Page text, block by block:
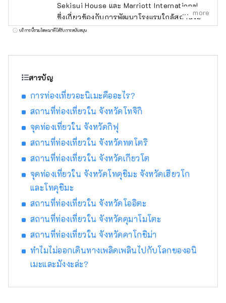
Sekisui House และ Marriott International
ซึ่งเกี่ยวข้องกับการพัฒนาโรงแรมใกล้สถานีริม
ถนนทั่วประเทศ ตั้งแต่ฮอกไกโดไปจนถึงคิวชู เรา
ความคุ้นเคยกับพื้นที่นั้นๆ และจะแนะนำข้อมูลตาม
ฤดูกาลและสถานที่ท่องเที่ยวที่เป็นเอกลักษณ์ของ
พื้นที่นั้นๆ ห้องพักของแขกตกแต่งอย่างเรียบง่าย
และเงียบสงบ มีเตียง Simmons นุ่มสบาย และ
ห้องน้ำแบบฝักบัวเรนชาวเวอร์ แต่ไม่มีอ่างอาบน้ำ
ล็อบบี้เลานจ์ของโรงแรมมีโต๊ะขนาดใหญ่
ไมโครเวฟ เตาอบปิ้งขนมปัง เครื่องชงกาแฟ ชา
ญี่ปุ่น และซุปมิโซะ พักผ่อนในห้องพักและ
เพลิดเพลินไปกับสินค้าที่ซื้อจากจุดบริการริมถนน
ซูเปอร์มาร์เก็ตในท้องถิ่น โรงกลั่นไวน์ และโรง
กลั่นสาเกในเลานจ์ล็อบบี้ หลังจากเพลิดเพลินไป
กับพื้นที่จนพอใจแล้ว ให้ใช้เวลาพักผ่อนที่โรงแรม
สักพัก เหมือนกับว่าคุณได้กลับมาถึงบ้าน พร้อม
Wi-Fi ความเร็วสูงฟรี และโต๊ะที่มีปลั๊กไฟ เหมาะ
สำหรับการทำงานเป็นอย่างยิ่ง เพลิดเพลินไปกับ
เที่ยวไปทั่วญี่ปุ่นได้อย่างอิสระ พร้อมสัมผัสกับ
more
บริการนี้รวมโฆษณาที่ได้รับการสนับสนุน
สารบัญ
การท่องเที่ยวอะนิเมะคืออะไร?
สถานที่ท่องเที่ยวใน จังหวัดโทจิกิ
จุดท่องเที่ยวใน จังหวัดกิฟุ
สถานที่ท่องเที่ยวใน จังหวัดทตโตริ
สถานที่ท่องเที่ยวใน จังหวัดเกียวโต
จุดท่องเที่ยวใน จังหวัดโทคุชิมะ จังหวัดเฮียวโก
และโทคุชิมะ
สถานที่ท่องเที่ยวใน จังหวัดโออิตะ
สถานที่ท่องเที่ยวใน จังหวัดคุมาโมโตะ
สถานที่ท่องเที่ยวใน จังหวัดคาโกชิม่า
ทำไมไม่ออกเดินทางเพลิดเพลินไปกับโลกของอนิ
เมะและมังงะล่ะ?